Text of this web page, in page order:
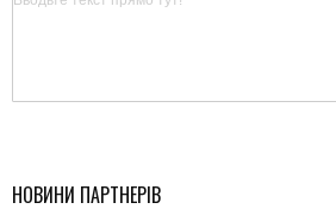
НОВИНИ ПАРТНЕРІВ